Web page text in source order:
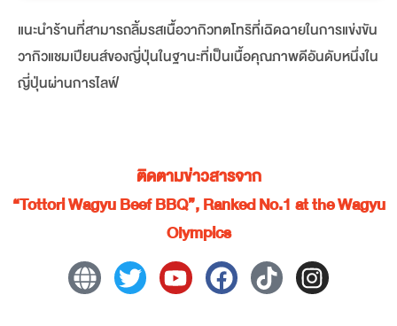
แนะนำร้านที่สามารถลิ้มรสเนื้อวากิวทตโทริที่เฉิดฉายในการแข่งขัน
วากิวแชมเปียนส์ของญี่ปุ่นในฐานะที่เป็นเนื้อคุณภาพดีอันดับหนึ่งใน
ญี่ปุ่นผ่านการไลฟ์
ติดตามข่าวสารจาก
“Tottori Wagyu Beef BBQ”, Ranked No.1 at the Wagyu
Olympics